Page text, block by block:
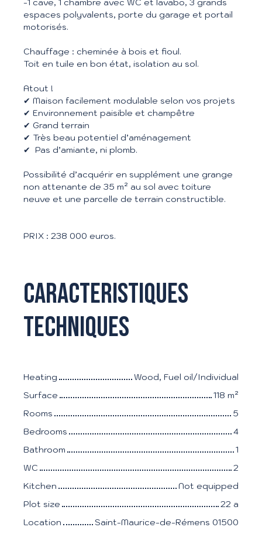
espaces polyvalents, porte du garage et portail
motorisés.
Chauffage : cheminée à bois et fioul.
Toit en tuile en bon état, isolation au sol.
Atout !
✔ Maison facilement modulable selon vos projets
✔ Environnement paisible et champêtre
✔ Grand terrain
✔ Très beau potentiel d’aménagement
✔ Pas d’amiante, ni plomb.
Possibilité d’acquérir en supplément une grange
non attenante de 35 m² au sol avec toiture
neuve et une parcelle de terrain constructible.
PRIX : 238 000 euros.
Caracteristiques
techniques
Heating
Wood, Fuel oil/Individual
Surface
118 m²
Rooms
5
Bedrooms
4
Bathroom
1
WC
2
Kitchen
Not equipped
Plot size
22 a
Location
Saint-Maurice-de-Rémens 01500